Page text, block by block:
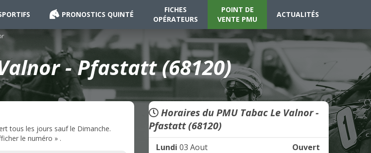
PRONOSTICS QUINTÉ
FICHES
OPÉRATEURS
POINT DE
VENTE PMU
ACTUALITÉS
- Pfastatt (68120)
tous les jours sauf le Dimanche.
le numéro » .
Horaires du PMU Tabac Le Valnor -
Pfastatt (68120)
Lundi 03 Aout
Ouvert